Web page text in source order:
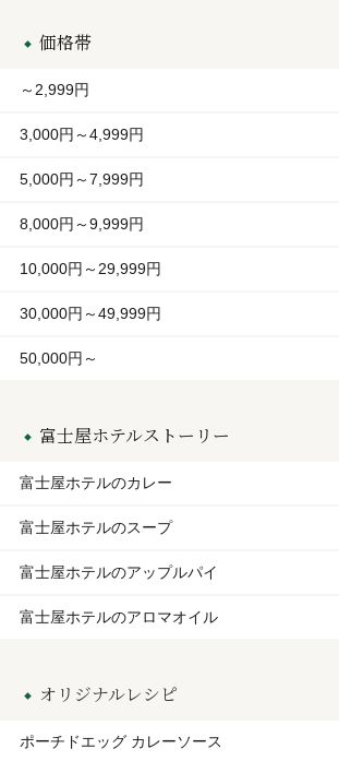
価格帯
～2,999円
3,000円～4,999円
5,000円～7,999円
8,000円～9,999円
10,000円～29,999円
30,000円～49,999円
50,000円～
富士屋ホテルストーリー
富士屋ホテルのカレー
富士屋ホテルのスープ
富士屋ホテルのアップルパイ
富士屋ホテルのアロマオイル
オリジナルレシピ
ポーチドエッグ カレーソース